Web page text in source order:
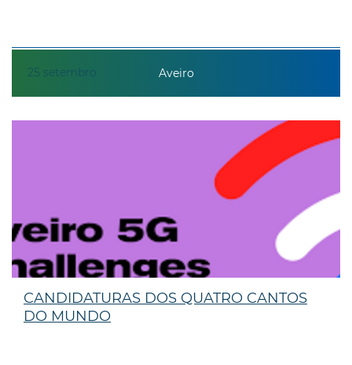
25 setembro Aveiro
CANDIDATURAS DOS QUATRO CANTOS
DO MUNDO